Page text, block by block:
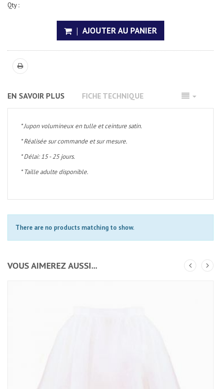
Qty :
AJOUTER AU PANIER
EN SAVOIR PLUS FICHE TECHNIQUE
* Jupon volumineux en tulle et ceinture satin.
* Réalisée sur commande et sur mesure.
* Délai: 15 - 25 jours.
* Taille adulte disponible.
There are no products matching to show.
VOUS AIMEREZ AUSSI...